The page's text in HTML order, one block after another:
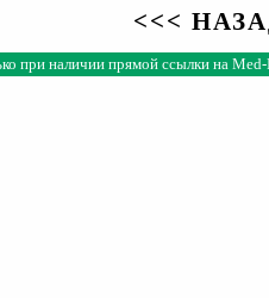
<<<
при наличии прямой ссылки на